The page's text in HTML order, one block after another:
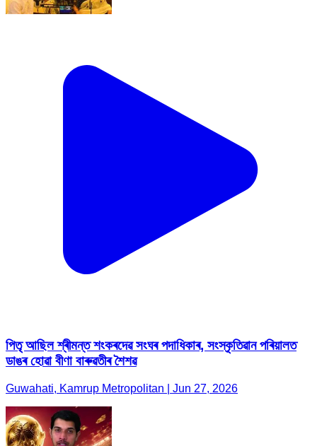
পিতৃ আছিল শ্ৰীমন্ত শংকৰদেৱ সংঘৰ পদাধিকাৰ, সংস্কৃতিৱান পৰিয়ালত
ডাঙৰ হোৱা বীণা বাৰুৱতীৰ শৈশৱ
Guwahati, Kamrup Metropolitan | Jun 27, 2026